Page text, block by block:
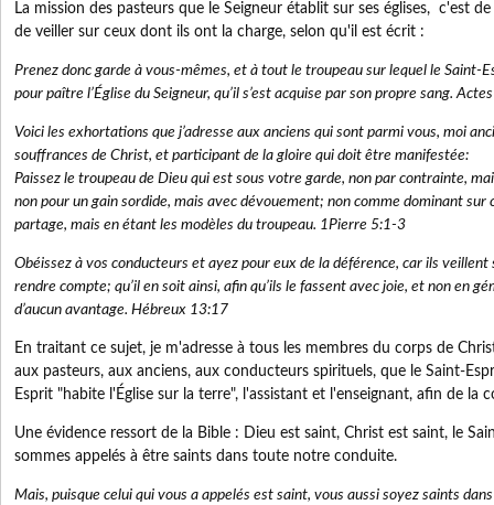
La mission des pasteurs que le Seigneur établit sur ses églises, c'est
de veiller sur ceux dont ils ont la charge, selon qu'il est écrit :
Prenez donc garde à vous-mêmes, et à tout le troupeau sur lequel le Saint-
pour paître l’Église du Seigneur, qu’il s’est acquise par son propre sang.
Voici les exhortations que j’adresse aux anciens qui sont parmi vous, moi
souffrances de Christ, et participant de la gloire qui doit être manifestée:
Paissez le troupeau de Dieu qui est sous votre garde, non par contrainte,
non pour un gain sordide, mais avec dévouement; non comme dominant sur
partage, mais en étant les modèles du troupeau. 1Pierre 5:1-3
Obéissez à vos conducteurs et ayez pour eux de la déférence, car ils
rendre compte; qu’il en soit ainsi, afin qu’ils le fassent avec joie, et non en
d’aucun avantage. Hébreux 13:17
En traitant ce sujet, je m'adresse à tous les membres du corps de
aux pasteurs, aux anciens, aux conducteurs spirituels, que le Saint-
Esprit "habite l'Église sur la terre", l'assistant et l'enseignant, afin de la
Une évidence ressort de la Bible : Dieu est saint, Christ est saint, le
sommes appelés à être saints dans toute notre conduite.
Mais, puisque celui qui vous a appelés est saint, vous aussi soyez saints